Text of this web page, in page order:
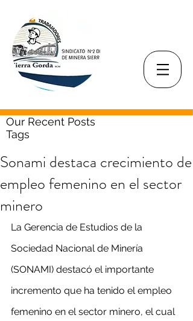
Our Recent Posts
Tags
Sonami destaca crecimiento de
empleo femenino en el sector
minero
La Gerencia de Estudios de la
Sociedad Nacional de Minería
(SONAMI) destacó el importante
incremento que ha tenido el empleo
femenino en el sector minero, el cual